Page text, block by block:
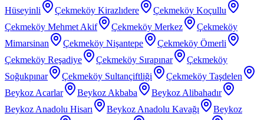
Hüseyinli
Çekmeköy Kirazlıdere
Çekmeköy Koçullu
Çekmeköy Mehmet Akif
Çekmeköy Merkez
Çekmeköy
Mimarsinan
Çekmeköy Nişantepe
Çekmeköy Ömerli
Çekmeköy Reşadiye
Çekmeköy Sırapınar
Çekmeköy
Soğukpınar
Çekmeköy Sultançiftliği
Çekmeköy Taşdelen
Beykoz Acarlar
Beykoz Akbaba
Beykoz Alibahadır
Beykoz Anadolu Hisarı
Beykoz Anadolu Kavağı
Beykoz